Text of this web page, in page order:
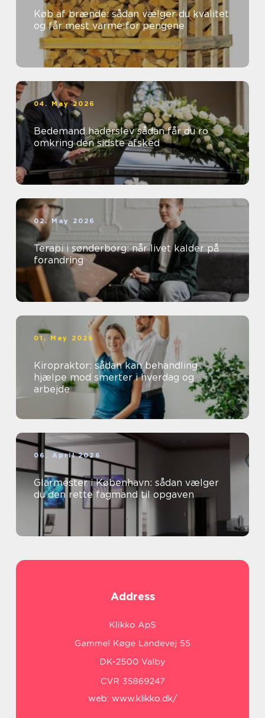
Køb af brænde: sådan vælger du kvalitet
og får mest varme for pengene
04. May 2026
Bedemand haderslev sådan får du ro
omkring den sidste afsked
02. May 2026
Terapi i sønderborg: når livet kalder på
forandring
01. May 2026
Kiropraktor: sådan kan behandling
hjælpe mod smerter i hverdag og
arbejde
06. April 2026
Glarmester i København: sådan vælger
du den rette fagmand til opgaven
Address
web: www.klikko.dk/